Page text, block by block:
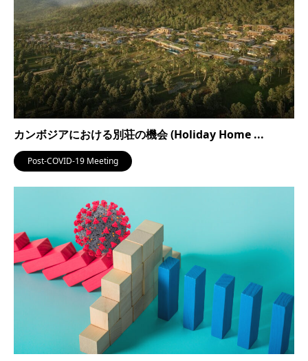
カンボジアにおける別荘の機会 (Holiday Home ...
Post-COVID-19 Meeting